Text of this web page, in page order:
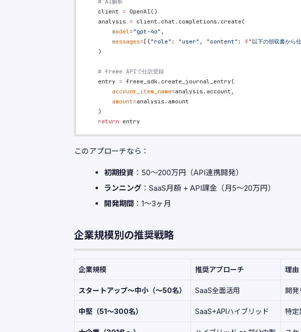
    # AI解析
    client
= OpenAI()
    analysis
= client.chat.completions.create(
        model
= "gpt-4o" ,
        messages
= [{ "role" : "user" , "content" : f "以下の領収書から
    )
    # freee APIで仕訳登録
    entry
= freee_sdk.create_journal_entry(
        account_item_name
=analysis.account,
        amount
=analysis.amount
    )
    return
entry
このアプローチなら：
初期投資 ：50〜200万円（API連携開発）
ランニング ：SaaS月額 + API課金（月5〜20万円）
開発期間 ：1〜3ヶ月
企業規模別の推奨戦略
企業規模 推奨アプローチ 理由
スタートアップ〜中小（〜50名） SaaS全面活用 開発
中堅（51〜300名） SaaS+APIハイブリッド 特定